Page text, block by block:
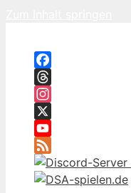
Facebook
Threads
Instagram
X
YouTube
Feed